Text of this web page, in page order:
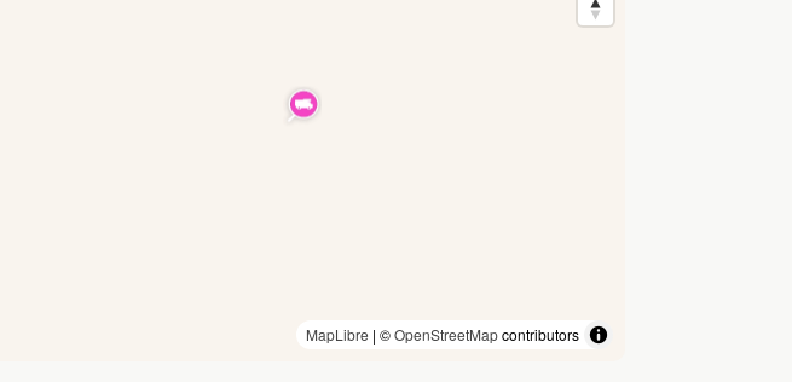
MapLibre | ©OpenStreetMapcontributors